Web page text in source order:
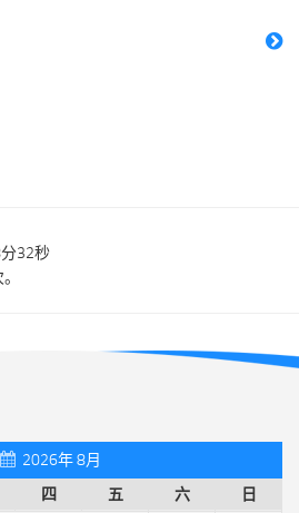
33秒
2026年 8月
四 五 六 日